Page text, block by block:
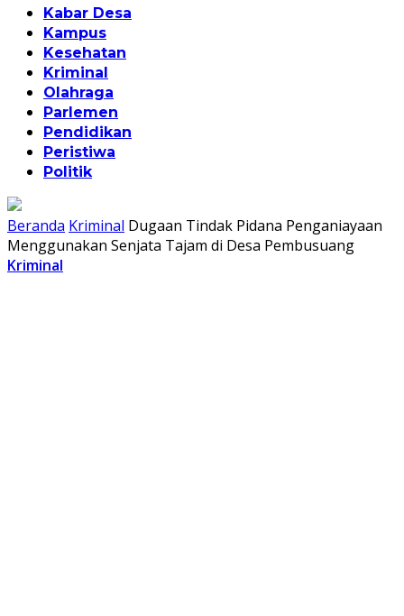
Kabar Desa
Kampus
Kesehatan
Kriminal
Olahraga
Parlemen
Pendidikan
Peristiwa
Politik
Beranda Kriminal Dugaan Tindak Pidana Penganiayaan
Menggunakan Senjata Tajam di Desa Pembusuang
Kriminal